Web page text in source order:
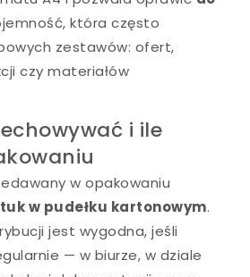
która często
zestawów: ofert,
czy materiałów
i ile
w opakowaniu
w pudełku kartonowym.
jest wygodna, jeśli
— w biurze, w dziale